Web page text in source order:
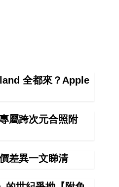
全都來？Apple
屬跨次元合照附
差異一文睇清